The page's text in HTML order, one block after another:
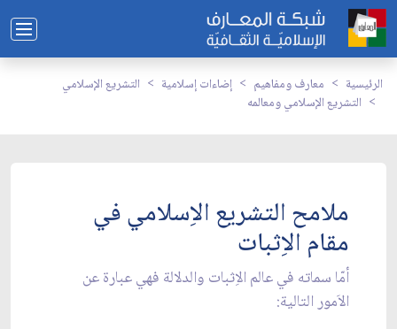
الرئيسية معارف ومفاهيم إضاءات إسلامية
التشريع الإسلامي
التشريع الإسلامي ومعالمه
ملامح التشريع الاِسلامي في
مقام الاِثبات
أمّا سماته في عالم الاِثبات والدلالة فهي عبارة عن
الاَمور التالية: